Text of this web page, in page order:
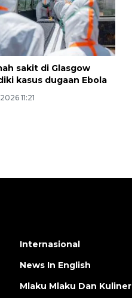
sakit di Glasgow
kasus dugaan Ebola
11:21
Internasional
News In English
Mlaku Mlaku Dan Kuliner